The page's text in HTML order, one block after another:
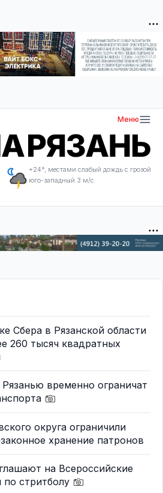
Меню
+24°, местами слабый дождь с грозой
юго-западный 3 м/с
Сбера в Рязанской области
260 тысяч квадратных
временно ограничат
округа ограничили
хранение патронов
на Всероссийские
по стритболу